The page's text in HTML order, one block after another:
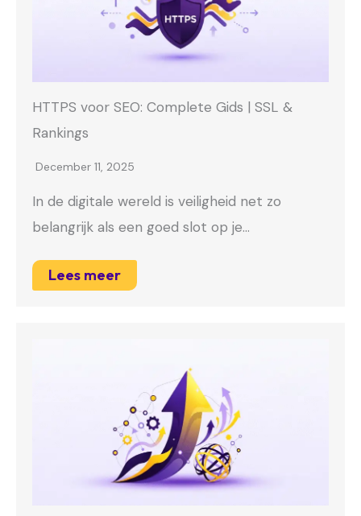
HTTPS voor SEO: Complete Gids | SSL &
Rankings
December 11, 2025
In de digitale wereld is veiligheid net zo
belangrijk als een goed slot op je…
Lees meer